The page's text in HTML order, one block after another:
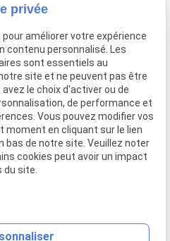
26 25
DILBEEK
privée
améliorer votre expérience
contenu personnalisé. Les
sont essentiels au
site et ne peuvent pas être
le choix d'activer ou de
de performance et
Vous pouvez modifier vos
moment en cliquant sur le lien
bas de notre site. Veuillez noter
cookies peut avoir un impact
du site.